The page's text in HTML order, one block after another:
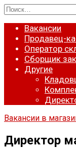
Перейти
к
содержанию
Search
for:
Вакансии
Продавец-
Оператор
Сборщик
Другие
Вакансии в
Директор